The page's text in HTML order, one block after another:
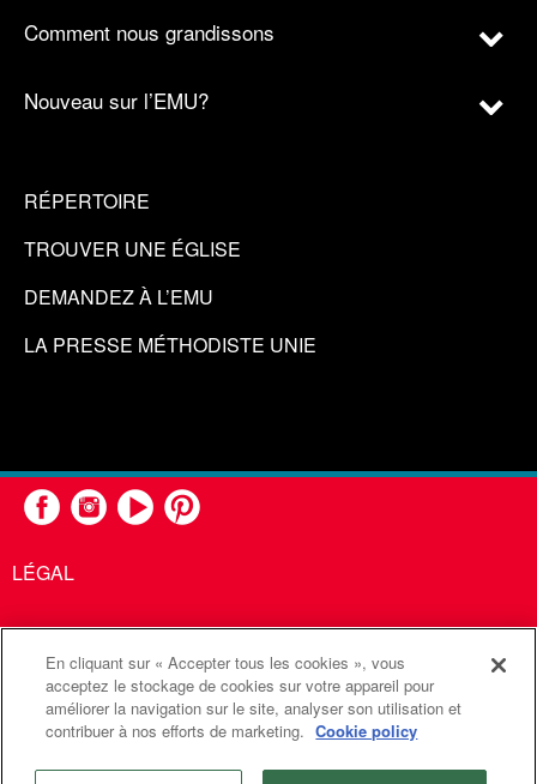
Comment nous grandissons
Nouveau sur l’EMU?
RÉPERTOIRE
TROUVER UNE ÉGLISE
DEMANDEZ À L’EMU
LA PRESSE MÉTHODISTE UNIE
LÉGAL
United Methodist Communications est une agence de l'Église
Méthodiste Unie
Communications Méthodistes Unies. Tous droits
réservés
En cliquant sur « Accepter tous les cookies », vous
acceptez le stockage de cookies sur votre appareil pour
améliorer la navigation sur le site, analyser son utilisation et
contribuer à nos efforts de marketing. Cookie policy